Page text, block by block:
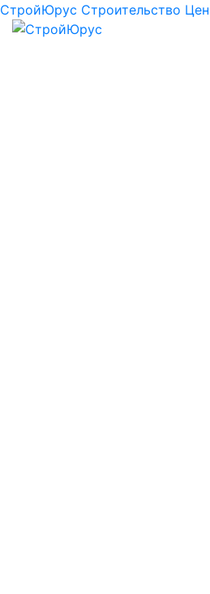
СтройЮрус Строительство